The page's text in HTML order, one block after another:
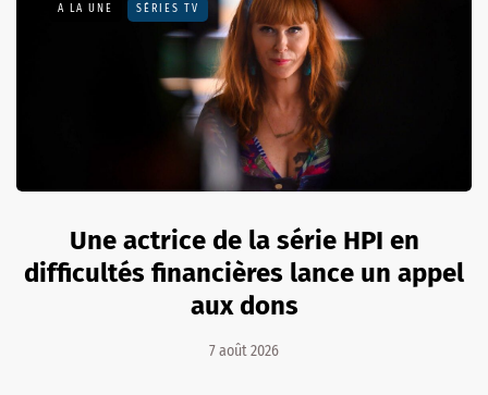
A LA UNE SÉRIES TV
Une actrice de la série HPI en
difficultés financières lance un appel
aux dons
7 août 2026